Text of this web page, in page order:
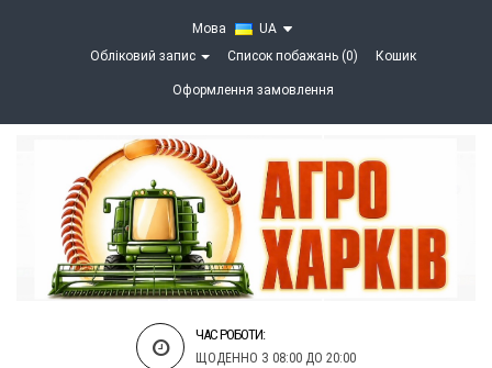
Мова
UA
Обліковий запис
Список побажань (0) Кошик
Оформлення замовлення
ЧАС РОБОТИ:
ЩОДЕННО З 08:00 ДО 20:00